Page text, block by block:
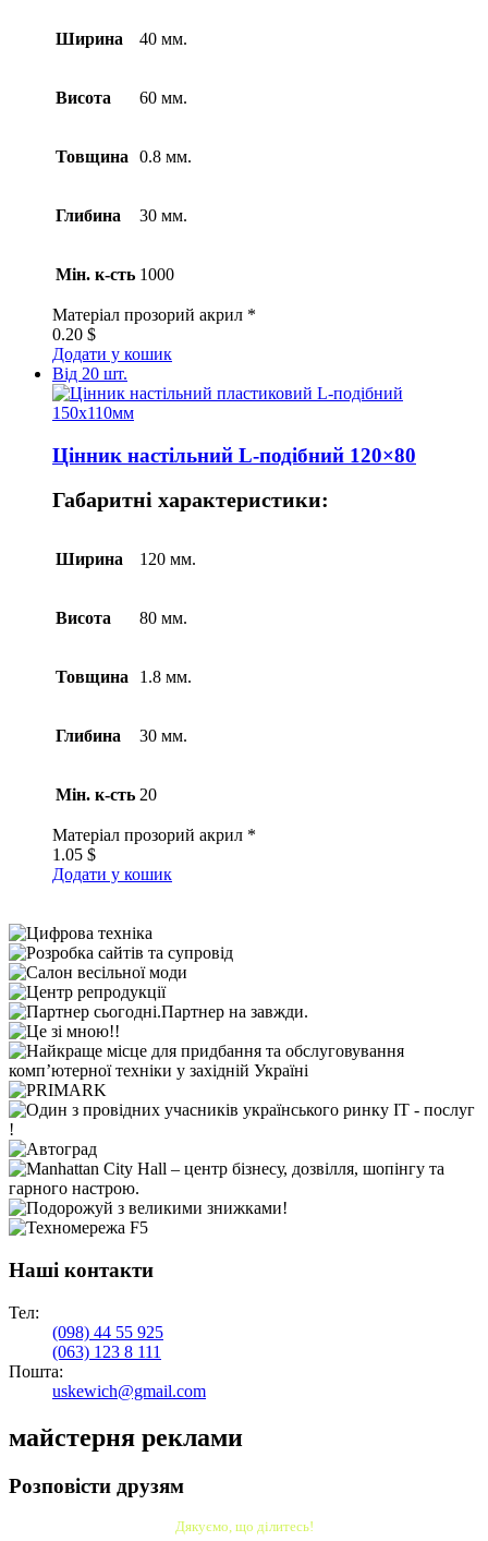
Ширина 40 мм.
Висота 60 мм.
Товщина 0.8 мм.
Глибина 30 мм.
Мін. к-сть 1000
Матеріал прозорий акрил *
0.20 $
Додати у кошик
Від 20 шт.
Цінник настільний L-подібний 120×80
Габаритні характеристики:
Ширина 120 мм.
Висота 80 мм.
Товщина 1.8 мм.
Глибина 30 мм.
Мін. к-сть 20
Матеріал прозорий акрил *
1.05 $
Додати у кошик
Наші контакти
Тел:
(098) 44 55 925
(063) 123 8 111
Пошта:
uskewich@gmail.com
майстерня реклами
Розповісти друзям
Дякуємо, що ділитесь!